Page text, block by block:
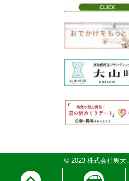
© 2023 株式会社奥大